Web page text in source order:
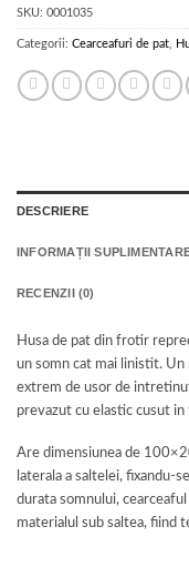
SKU: 0001035
Categorii: Cearceafuri de pat
DESCRIERE
INFORMAȚII
RECENZII (0)
Husa de pat din frotir
un somn cat mai linistit. Un
extrem de usor de
prevazut cu elastic cusut
Are dimensiunea de
laterala a saltelei, fixandu-
durata somnului,
materialul sub saltea, fiind